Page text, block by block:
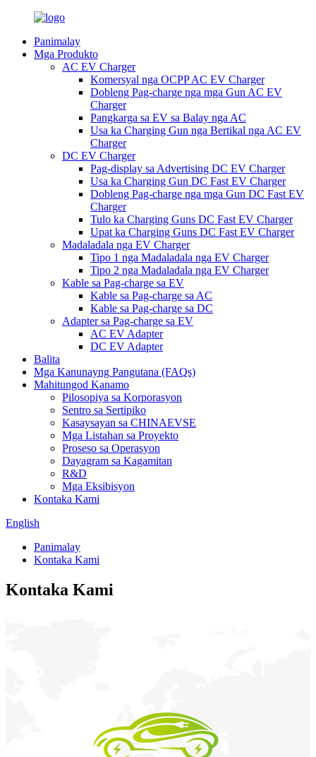
Panimalay
Mga Produkto
AC EV Charger
Komersyal nga OCPP AC EV Charger
Dobleng Pag-charge nga mga Gun AC EV
Charger
Pangkarga sa EV sa Balay nga AC
Usa ka Charging Gun nga Bertikal nga AC EV
Charger
DC EV Charger
Pag-display sa Advertising DC EV Charger
Usa ka Charging Gun DC Fast EV Charger
Dobleng Pag-charge nga mga Gun DC Fast EV
Charger
Tulo ka Charging Guns DC Fast EV Charger
Upat ka Charging Guns DC Fast EV Charger
Madaladala nga EV Charger
Tipo 1 nga Madaladala nga EV Charger
Tipo 2 nga Madaladala nga EV Charger
Kable sa Pag-charge sa EV
Kable sa Pag-charge sa AC
Kable sa Pag-charge sa DC
Adapter sa Pag-charge sa EV
AC EV Adapter
DC EV Adapter
Balita
Mga Kanunayng Pangutana (FAQs)
Mahitungod Kanamo
Pilosopiya sa Korporasyon
Sentro sa Sertipiko
Kasaysayan sa CHINAEVSE
Mga Listahan sa Proyekto
Proseso sa Operasyon
Dayagram sa Kagamitan
R&D
Mga Eksibisyon
Kontaka Kami
English
Panimalay
Kontaka Kami
Kontaka Kami